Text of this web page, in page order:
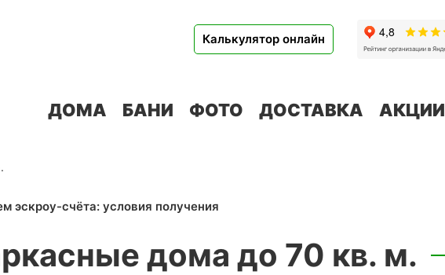
Калькулятор онлайн
ДОМА БАНИ ФОТО ДОСТАВКА АКЦИИ
дома до 70 кв. м.